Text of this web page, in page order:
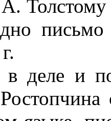
Толстому
и